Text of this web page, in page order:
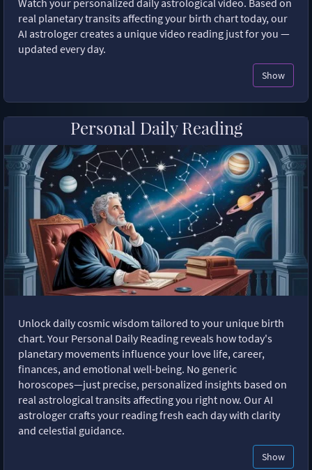
Watch your personalized daily astrological video. Based on
real planetary transits affecting your birth chart today, our
AI astrologer creates a unique video reading just for you —
updated every day.
Show
Personal Daily Reading
Unlock daily cosmic wisdom tailored to your unique birth
chart. Your Personal Daily Reading reveals how today's
planetary movements influence your love life, career,
finances, and emotional well-being. No generic
horoscopes—just precise, personalized insights based on
real astrological transits affecting you right now. Our AI
astrologer crafts your reading fresh each day with clarity
and celestial guidance.
Show